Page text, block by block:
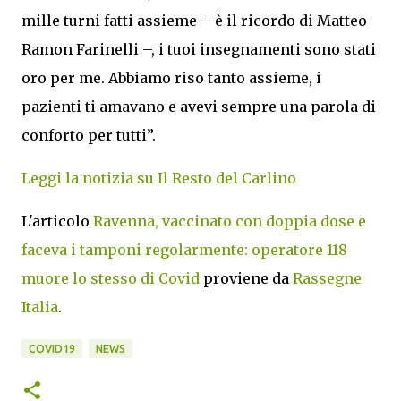
mille turni fatti assieme – è il ricordo di Matteo
Ramon Farinelli –, i tuoi insegnamenti sono stati
oro per me. Abbiamo riso tanto assieme, i
pazienti ti amavano e avevi sempre una parola di
conforto per tutti”.
Leggi la notizia su Il Resto del Carlino
L'articolo Ravenna, vaccinato con doppia dose e
faceva i tamponi regolarmente: operatore 118
muore lo stesso di Covid proviene da Rassegne
Italia.
COVID19 NEWS